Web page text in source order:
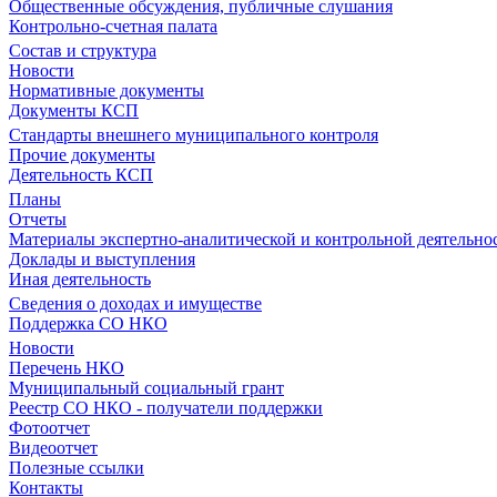
Общественные обсуждения, публичные слушания
Контрольно-счетная палата
Состав и структура
Новости
Нормативные документы
Документы КСП
Стандарты внешнего муниципального контроля
Прочие документы
Деятельность КСП
Планы
Отчеты
Материалы экспертно-аналитической и контрольной
Доклады и выступления
Иная деятельность
Сведения о доходах и имуществе
Поддержка СО НКО
Новости
Перечень НКО
Муниципальный социальный грант
Реестр СО НКО - получатели поддержки
Фотоотчет
Видеоотчет
Полезные ссылки
Контакты